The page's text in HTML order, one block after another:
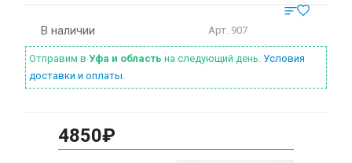
В наличии Арт. 907
Отправим в Уфа и область на следующий день. Условия
доставки и оплаты.
4850₽